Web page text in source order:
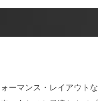
ーマンス・レイアウト